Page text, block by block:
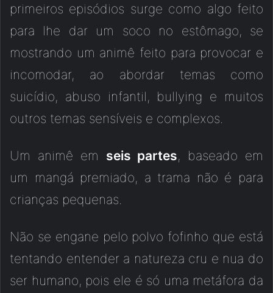
primeiros episódios surge como algo feito
para lhe dar um soco no estômago, se
mostrando um animê feito para provocar e
incomodar, ao abordar temas como
suicídio, abuso infantil, bullying e muitos
outros temas sensíveis e complexos.
Um animê em seis partes, baseado em
um mangá premiado, a trama não é para
crianças pequenas.
Não se engane pelo polvo fofinho que está
tentando entender a natureza cru e nua do
ser humano, pois ele é só uma metáfora da